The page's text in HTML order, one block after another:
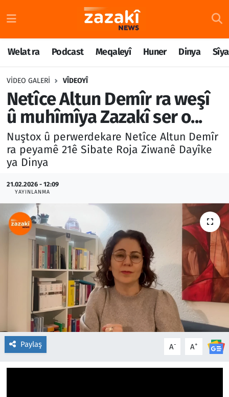
Welat ra Podcast Meqaleyî Huner Dinya
VIDEO GALERI VÎDEOYÎ
Netîce Altun Demîr ra weşî
û muhîmîya Zazakî ser o...
Nuştox û perwerdekare Netîce Altun Demîr
ra peyamê 21ê Sibate Roja Ziwanê Dayîke
ya Dinya
21.02.2026 - 12:09
YAYINLANMA
Paylaş A- A+
Welat ra
Podcast
Meqaleyî
Huner
Dinya
Sîyaset
Rojane
Têkilî
Nöbetçi Eczaneler
Hava Durumu
Namaz Vakitleri
Trafik Durumu
Süper Lig Puan Durumu ve Fikstür
Tüm Manşetler
Son Dakika Haberleri
Haber Arşivi